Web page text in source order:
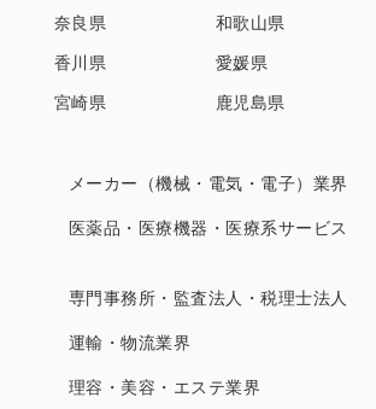
奈良県 和歌山県
香川県 愛媛県
宮崎県 鹿児島県
メーカー（機械・電気・電子）業界
医薬品・医療機器・医療系サービス
専門事務所・監査法人・税理士法人
運輸・物流業界
理容・美容・エステ業界